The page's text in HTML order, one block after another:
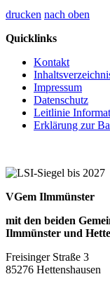
drucken nach oben
Quicklinks
Kontakt
Impressum
Datenschutz
Leitlinie
Erklärung zur
VGem Ilmmünster
mit den beiden
Ilmmünster und
Freisinger Straße 3
85276 Hettenshausen